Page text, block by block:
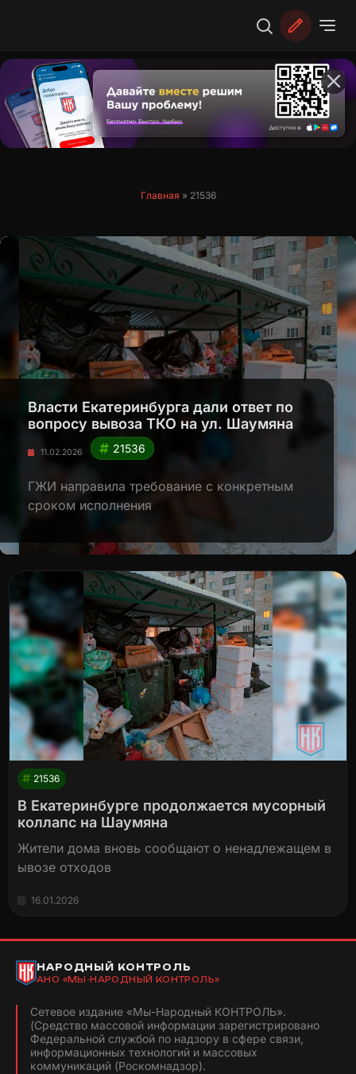
Главная » 21536
Власти Екатеринбурга дали ответ по
вопросу вывоза ТКО на ул. Шаумяна
11.02.2026 21536
ГЖИ направила требование с конкретным
сроком исполнения
21536
В Екатеринбурге продолжается мусорный
коллапс на Шаумяна
Жители дома вновь сообщают о ненадлежащем в
ывозе отходов
16.01.2026
НАРОДНЫЙ КОНТРОЛЬ
АНО «МЫ-НАРОДНЫЙ КОНТРОЛЬ»
Сетевое издание «Мы-Народный КОНТРОЛЬ».
(Средство массовой информации зарегистрировано
Федеральной службой по надзору в сфере связи,
информационных технологий и массовых
коммуникаций (Роскомнадзор).